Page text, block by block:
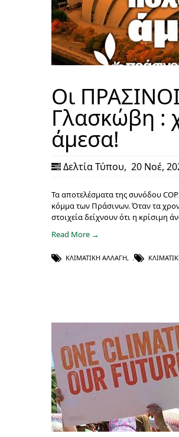
Οι
Γλασκώβη :
άμεσα!
Δελτία Τύπου, 20 Νοέ,
Τα αποτελέσματα της συνόδου
κόμμα των Πράσινων. Όταν τα
στοιχεία δείχνουν ότι η κρίσιμη
Read More →
ΚΛΙΜΑΤΙΚΉ ΑΛΛΑΓΉ,